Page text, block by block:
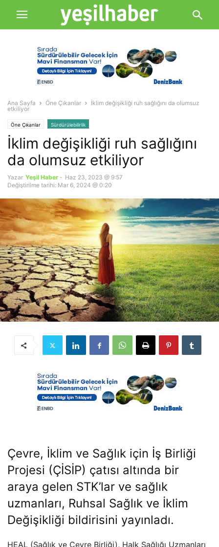
Ana Sayfa Öne Çıkanlar
İklim değişikliği ruh sağlığını da olumsuz
etkiliyor
Öne Çıkanlar Sürdürülebilirlik
İklim değişikliği ruh sağlığını
da olumsuz etkiliyor
Yazar Yeşil Haber - Haz 23, 2023 @ 9:57
Değiştirilme tarihi: Mar 6, 2024 @ 0:20
Çevre, İklim ve Sağlık için İş Birliği
Projesi (ÇİSİP) çatısı altında bir
araya gelen STK’lar ve sağlık
uzmanları, Ruhsal Sağlık ve İklim
Değişikliği bildirisini yayınladı.
HEAL (Sağlık ve Çevre Birliği), Halk Sağlığı Uzmanları